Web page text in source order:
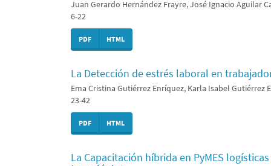
Juan Gerardo Hernández Frayre, José Ignacio Aguilar
6-22
PDF HTML
La Detección de estrés laboral en
Ema Cristina Gutiérrez Enríquez, Karla Isabel Gutiérrez
23-42
PDF HTML
La Capacitación híbrida en PyMES